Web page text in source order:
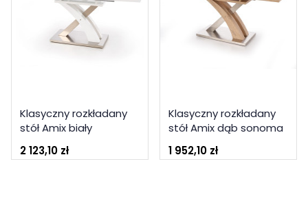
Klasyczny rozkładany
stół Amix biały
2 123,10 zł
Klasyczny rozkładany
stół Amix dąb sonoma
1 952,10 zł